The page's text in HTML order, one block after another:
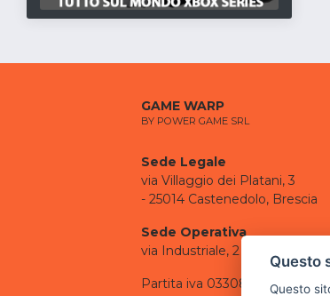
GAME WARP
BY POWER GAME SRL
Sede Legale
via Villaggio dei Platani, 3
- 25014 Castenedolo, Brescia
Sede Operativa
via Industriale, 2 - 25082
Partita iva 03308130982
Questo
Questo